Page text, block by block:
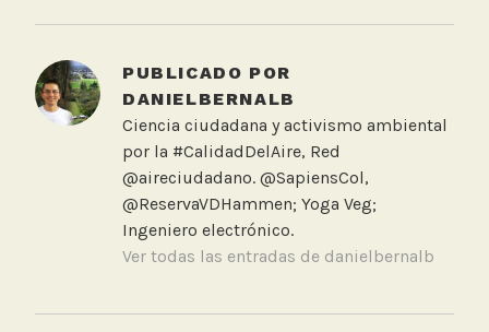
e
d
PUBLICADO POR
DANIELBERNALB
Ciencia ciudadana y activismo ambiental
por la #CalidadDelAire, Red
@aireciudadano. @SapiensCol,
@ReservaVDHammen; Yoga Veg;
Ingeniero electrónico.
Ver todas las entradas de danielbernalb
NAVEGACIÓN